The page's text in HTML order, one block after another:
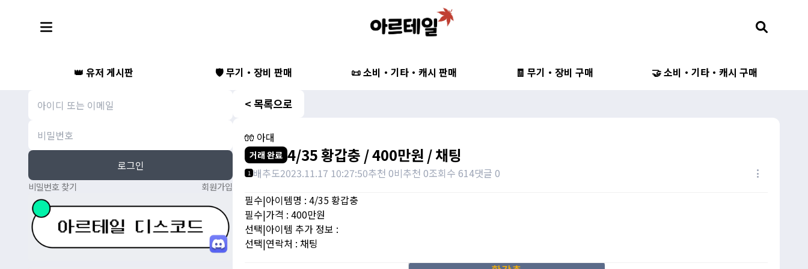
👑 유저 게시판 🛡️ 무기・장비 판매 📜 소비・기타・캐시 판매 🧾 무기・장비 구매 🤝 소비・기타・캐시 구매
로그인
비밀번호 찾기 회원가입
< 목록으로
🧤 아대
거래 완료 4/35 황갑충 / 400만원 / 채팅
1 배추도2023.11.17 10:27:50추천 0비추천 0조회수 614댓글 0
필수|아이템명 : 4/35 황갑충
필수|가격 : 400만원
선택|아이템 추가 정보 :
선택|연락처 : 채팅